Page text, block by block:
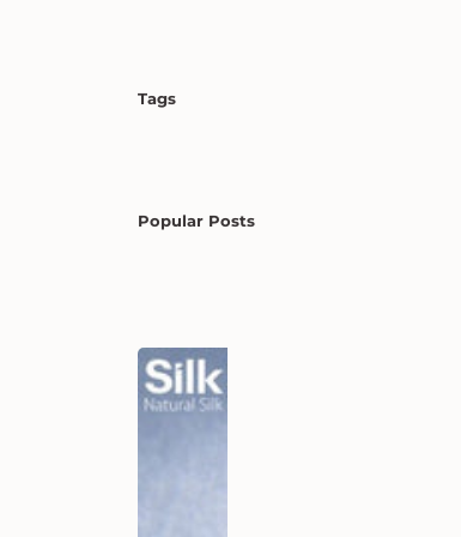
Tags
Popular Posts